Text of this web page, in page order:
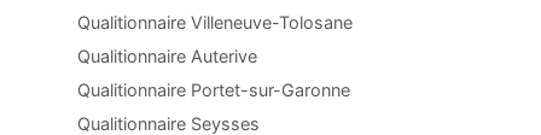
Qualitionnaire Villeneuve-Tolosane
Qualitionnaire Auterive
Qualitionnaire Portet-sur-Garonne
Qualitionnaire Seysses